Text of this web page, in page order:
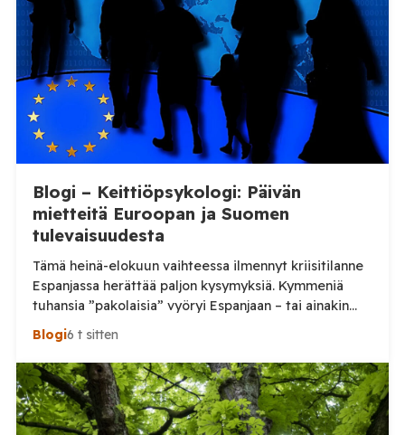
Blogi – Keittiöpsykologi: Päivän
mietteitä Euroopan ja Suomen
tulevaisuudesta
Tämä heinä-elokuun vaihteessa ilmennyt kriisitilanne
Espanjassa herättää paljon kysymyksiä. Kymmeniä
tuhansia ”pakolaisia” vyöryi Espanjaan – tai ainakin
tuhansia, kun en aivan tarkkaa tilannetta tiedä.
Viimeisin tieto, jonka näin oli perjantai-illalta
somepäivityksessä n. 60 000, eli aivan järjetön määrä.
Tämä voi olla yläkanttiin, mutta kuitenkin todella
suuri määrä. (Tosin tilanne on jo ilmeisimmin ohi,
mutta koskaan […]
Blogi6 t sitten